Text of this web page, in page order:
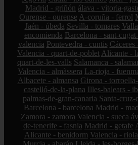
Madrid - griñón álava - vitoria-
Ourense - ourense A-coruña - ferrol
Jaén - úbeda Sevilla - tomares
encomienda Barcelona - sant-
valencia Pontevedra - cuntis Cáceres
Valencia - quart-de-poblet Alicante -
quart-de-les-valls Salamanca -
Valencia - almàssera La-rioja -
Albacete - almansa Girona -
castelló-de-la-plana Illes-balears -
palmas-de-gran-canaria Santa-cruz-
Barcelona - barcelona Madrid -
Zamora - zamora Valencia - sueca
de-tenerife - fasnia Madrid - getafe
Alicante - benidorm Valencia - riola